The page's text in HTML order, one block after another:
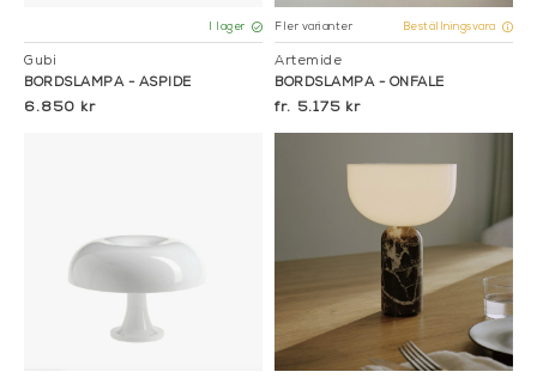
I lager
Gubi
BORDSLAMPA - ASPIDE
6.850 kr
Fler varianter Beställningsvara
Artemide
BORDSLAMPA - ONFALE
5.175 kr